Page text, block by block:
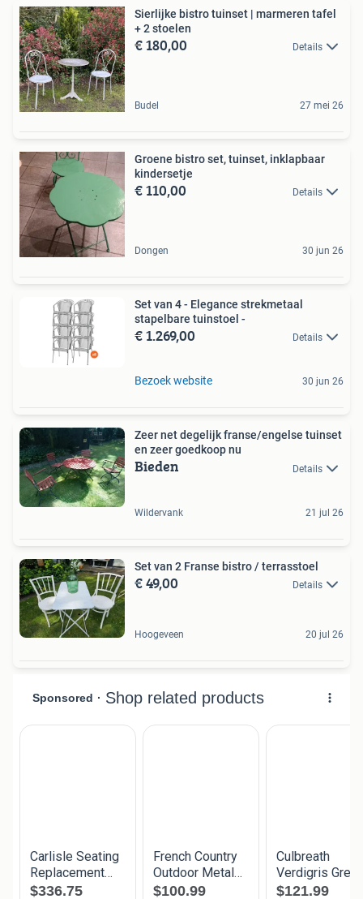
Sierlijke bistro tuinset | marmeren tafel
+ 2 stoelen
€ 180,00 Details
Budel 27 mei 26
Groene bistro set, tuinset, inklapbaar
kindersetje
€ 110,00 Details
Dongen 30 jun 26
Set van 4 - Elegance strekmetaal
stapelbare tuinstoel -
€ 1.269,00 Details
Bezoek website 30 jun 26
Zeer net degelijk franse/engelse tuinset
en zeer goedkoop nu
Bieden Details
Wildervank 21 jul 26
Set van 2 Franse bistro / terrasstoel
€ 49,00 Details
Hoogeveen 20 jul 26